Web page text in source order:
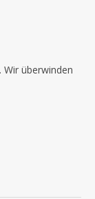
überwinden